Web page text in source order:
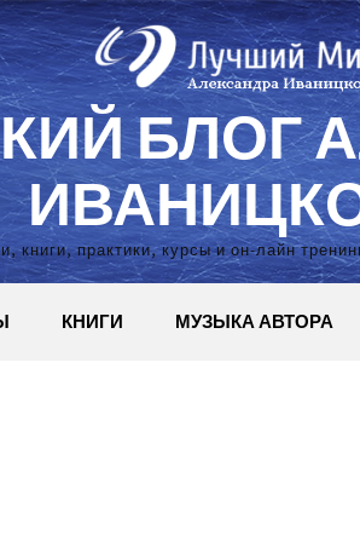
БЛОГ
книги, практики, курсы и он-лайн
КНИГИ МУЗЫКА АВТОРА